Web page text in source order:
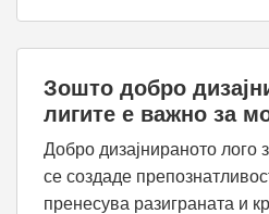
Зошто добро
лигите е важно за
Добро дизајнираното лого
се создаде
пренесува разиграната и